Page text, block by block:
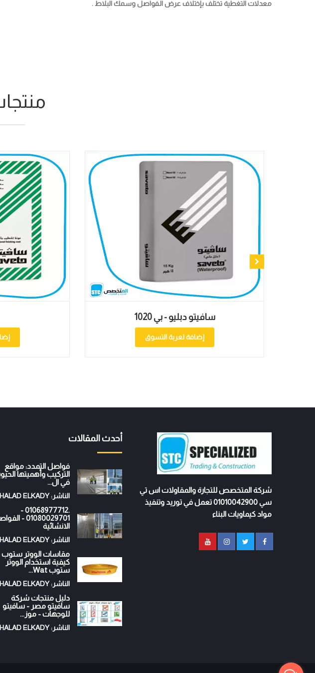
معدلات التغطية تختلف بإختلاف عرض الفواصل وسمك البلاط .
سافيتو دبليو - بي 1020
شركة المتخصص للتجارة والمقاولات اس تي
سي 01010042900 تعمل في توريد وتنفيذ
مواد كيماويات البناء
أحدث المقالات
فواصل التمدد: مواقع
التركيب وأهميتها
في ال...
الناشر: KHALAD ELKADY
.01068977712 -
01080029701 -
الانشائية
الناشر: KHALAD ELKADY
مقاسات الووتر ستوب
كيفية استخدام الووتر
ستوب Wat...
الناشر: KHALAD ELKADY
دليل منتجات شركة
سافيتو مصر - سافيتو
للوجهات - موز...
الناشر: KHALAD ELKADY